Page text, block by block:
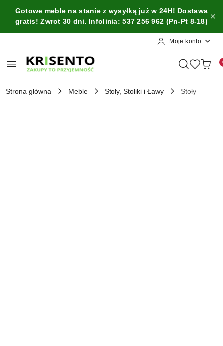
Przejdź do treści głównej
Przejdź do wyszukiwarki
Przejdź do moje konto
Przejdź do menu głównego
Przejdź do opisu produktu
Przejdź do stopki
Gotowe meble na stanie z wysyłką już w 24H! Dostawa
gratis! Zwrot 30 dni. Infolinia: 537 256 962 (Pn-Pt 8-18)
Moje konto
Strona główna Meble Stoły, Stoliki i Ławy Stoły